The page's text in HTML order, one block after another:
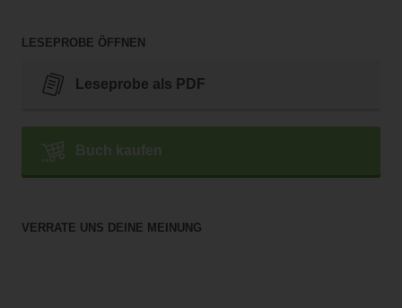
LESEPROBE ÖFFNEN
Leseprobe als PDF
Buch kaufen
VERRATE UNS DEINE MEINUNG